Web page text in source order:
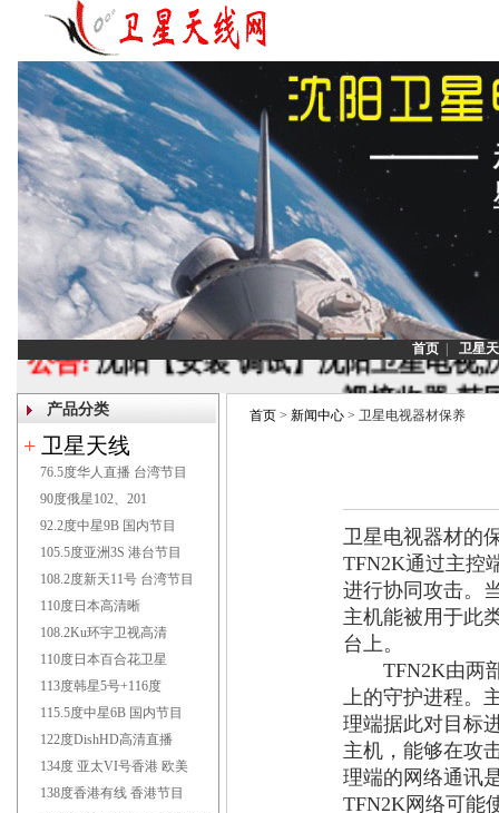
首页| 卫星
公告:沈阳【安装 调试】沈阳卫星电视,
视接收器,韩
产品分类
+ 卫星天线
76.5度华人直播 台湾节目
90度俄星102、201
92.2度中星9B 国内节目
105.5度亚洲3S 港台节目
108.2度新天11号 台湾节目
110度日本高清晰
108.2Ku环宇卫视高清
110度日本百合花卫星
113度韩星5号+116度
115.5度中星6B 国内节目
122度DishHD高清直播
134度 亚太VI号香港 欧美
138度香港有线 香港节目
首页 > 新闻中心 > 卫星电视器材保养
卫星电视器材的
TFN2K通过主控
进行协同攻击。
主机能被用于此
台上。
TFN2K由两
上的守护进程。
理端据此对目标
主机，能够在攻
理端的网络通讯
TFN2K网络可能